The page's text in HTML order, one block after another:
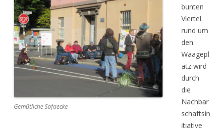
Gemütliche Sofaecke
bunten
Viertel
rund um
den
Waagepl
atz wird
durch
die
Nachbar
schaftsin
itiative